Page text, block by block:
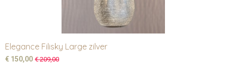
Elegance Filisky Large zilver
€ 150,00 € 209,00